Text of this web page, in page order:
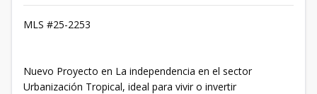
MLS #25-2253
Nuevo Proyecto en La independencia en el sector
Urbanización Tropical, ideal para vivir o invertir